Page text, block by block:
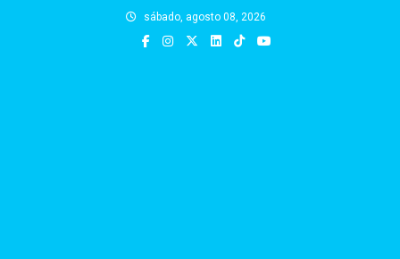
sábado, agosto 08, 2026